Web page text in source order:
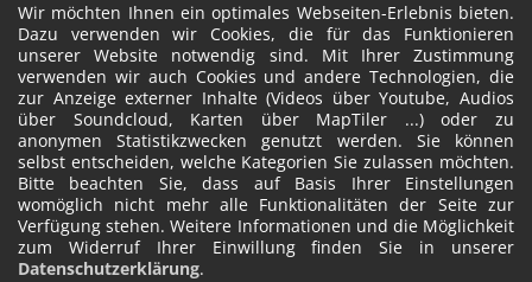
Wir möchten Ihnen ein optimales Webseiten-Erlebnis bieten.
Dazu verwenden wir Cookies, die für das Funktionieren
unserer Website notwendig sind. Mit Ihrer Zustimmung
verwenden wir auch Cookies und andere Technologien, die
zur Anzeige externer Inhalte (Videos über Youtube, Audios
über Soundcloud, Karten über MapTiler ...) oder zu
anonymen Statistikzwecken genutzt werden. Sie können
selbst entscheiden, welche Kategorien Sie zulassen möchten.
Bitte beachten Sie, dass auf Basis Ihrer Einstellungen
womöglich nicht mehr alle Funktionalitäten der Seite zur
Verfügung stehen. Weitere Informationen und die Möglichkeit
zum Widerruf Ihrer Einwillung finden Sie in unserer
Datenschutzerklärung.